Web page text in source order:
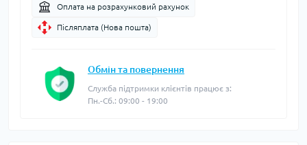
Оплата на розрахунковий рахунок
Післяплата (Нова пошта)
Обмін та повернення
Служба підтримки клієнтів працює з:
Пн.-Сб.: 09:00 - 19:00